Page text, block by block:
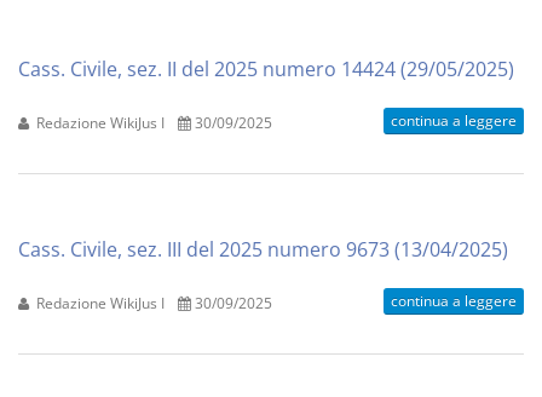
Cass. Civile, sez. II del 2025 numero 14424 (29/05/2025)
Redazione WikiJus I 30/09/2025 continua a leggere
Cass. Civile, sez. III del 2025 numero 9673 (13/04/2025)
Redazione WikiJus I 30/09/2025 continua a leggere